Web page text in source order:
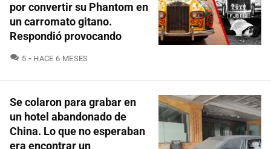
por convertir su Phantom en
un carromato gitano.
Respondió provocando
5 COMENTARIOS
HACE 6 MESES
Se colaron para grabar en
un hotel abandonado de
China. Lo que no esperaban
era encontrar un